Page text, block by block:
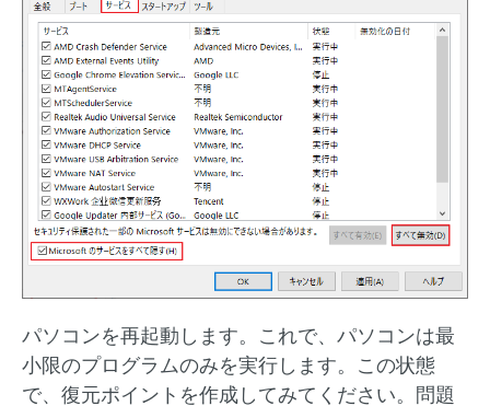
パソコンを再起動します。これで、パソコンは最
小限のプログラムのみを実行します。この状態
で、復元ポイントを作成してみてください。問題